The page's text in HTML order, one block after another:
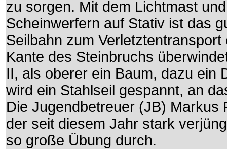
zu sorgen. Mit dem Lichtmast
Scheinwerfern auf Stativ ist das
Seilbahn zum
Kante des Steinbruchs
II, als oberer ein Baum, dazu ein
wird ein Stahlseil gespannt, an
Die Jugendbetreuer (JB) Markus
der seit diesem Jahr stark
so große Übung durch.